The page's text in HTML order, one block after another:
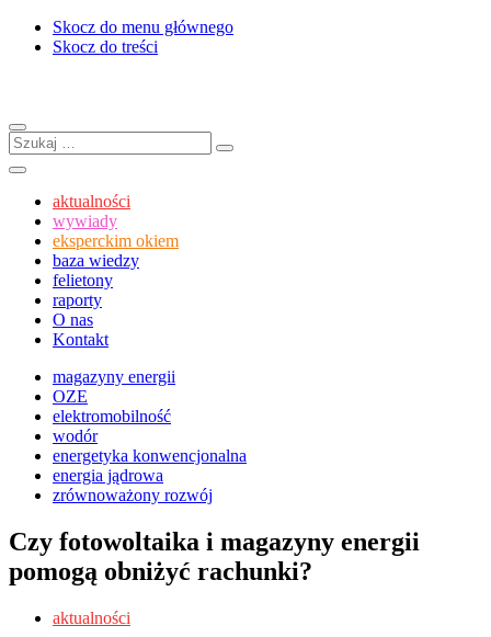
Skocz do menu głównego
Skocz do treści
Menu
Szukaj:
Szukaj
Szukaj
aktualności
wywiady
eksperckim okiem
baza wiedzy
felietony
raporty
O nas
Kontakt
magazyny energii
OZE
elektromobilność
wodór
energetyka konwencjonalna
energia jądrowa
zrównoważony rozwój
Czy fotowoltaika i magazyny energii
pomogą obniżyć rachunki?
aktualności